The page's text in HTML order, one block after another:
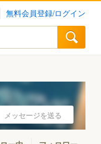
無料会員登録/ログイン
メッセージを送る